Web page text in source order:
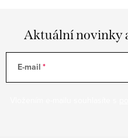
Aktuální novinky
E-mail